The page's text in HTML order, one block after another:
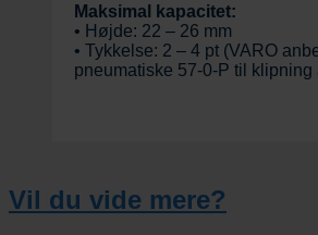
Maksimal kapacitet:
• Højde: 22 – 26 mm
• Tykkelse: 2 – 4 pt (VARO
pneumatiske 57-0-P til klipning
Vil du vide mere?